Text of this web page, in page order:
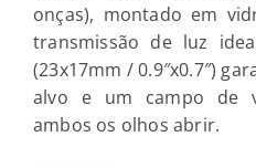
onças), montado em
transmissão de luz
(23x17mm / 0.9″x0.7″)
alvo e um campo de
ambos os olhos abrir.